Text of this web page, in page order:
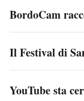
BordoCam
Il Festival di
YouTube sta